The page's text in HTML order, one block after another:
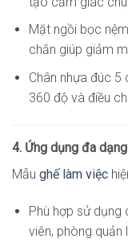
Mặt ngồi bọc
chắn giúp giảm
Chân nhựa đúc 5
360 độ và điều
4. Ứng dụng đa
Mẫu ghế làm việc
Phù hợp sử dụng
viên, phòng quản